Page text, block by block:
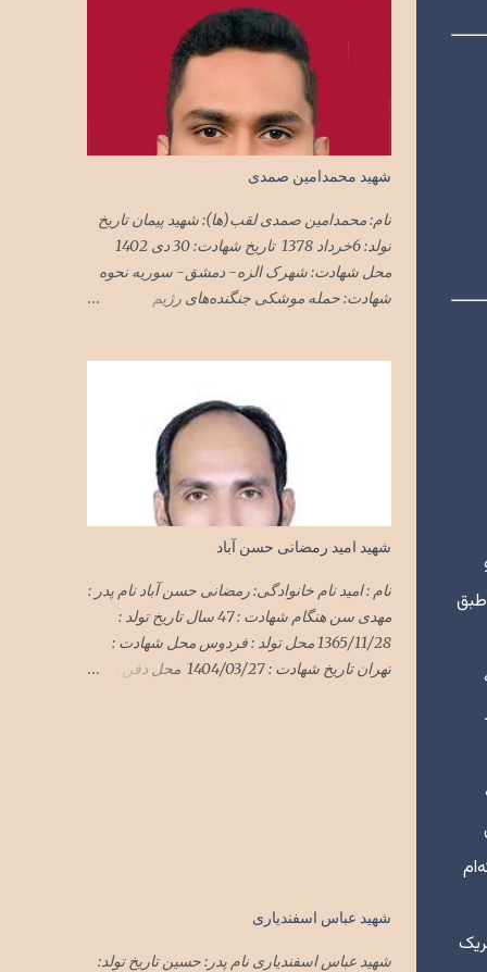
شهید محمدامین صمدی
نام: محمدامین صمدی لقب(ها): شهید پیمان تاریخ
تولد: 6خرداد 1378 تاریخ شهادت: 30 دی 1402
محل شهادت: شهرک الزه- دمشق- سوریه نحوه
شهادت: حمله موشکی جنگنده‌های رژیم
شهید امید رمضانی حسن آباد
نام : امید نام خانوادگی: رمضانی حسن آباد نام پدر :
مهدی سن هنگام شهادت : 47 سال تاریخ تولد :
1365/11/28 محل تولد : فردوس محل شهادت :
تهران تاریخ شهادت : 1404/03/27 محل دفن :
شهدای فردوس به خاک سپرده شد
شهید عباس اسفندیاری
شهید عباس اسفندیاری نام پدر: حسین تاریخ تولد: